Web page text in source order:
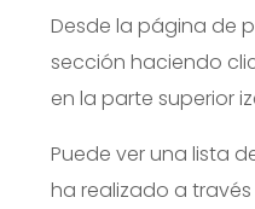
Desde la página de
sección haciendo clic
en la parte superior
Puede ver una lista
ha realizado a